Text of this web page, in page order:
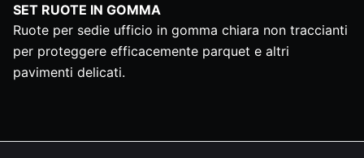
SET RUOTE IN GOMMA
Ruote per sedie ufficio in gomma chiara non traccianti
per proteggere efficacemente parquet e altri
pavimenti delicati.